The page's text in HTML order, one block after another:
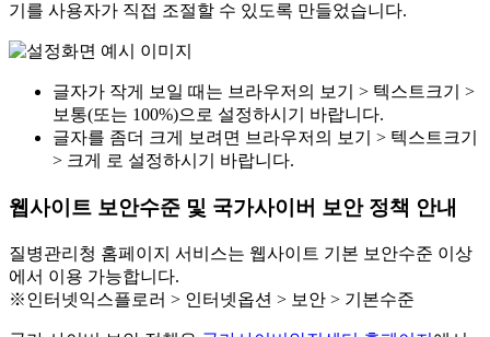
기를 사용자가 직접 조절할 수 있도록 만들었습니다.
글자가 작게 보일 때는 브라우저의 보기 > 텍스트크기 >
보통(또는 100%)으로 설정하시기 바랍니다.
글자를 좀더 크게 보려면 브라우저의 보기 > 텍스트크기
> 크게 로 설정하시기 바랍니다.
웹사이트 보안수준 및 국가사이버 보안 정책 안내
질병관리청 홈페이지 서비스는 웹사이트 기본 보안수준 이상
에서 이용 가능합니다.
※인터넷익스플로러 > 인터넷옵션 > 보안 > 기본수준